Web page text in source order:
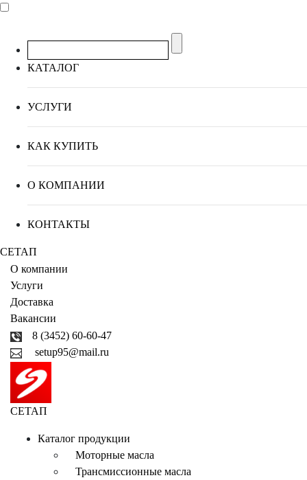
КАТАЛОГ
УСЛУГИ
КАК КУПИТЬ
О КОМПАНИИ
КОНТАКТЫ
СЕТАП
О компании
Услуги
Доставка
Вакансии
8 (3452) 60-60-47
setup95@mail.ru
СЕТАП
Каталог продукции
Моторные масла
Трансмиссионные масла